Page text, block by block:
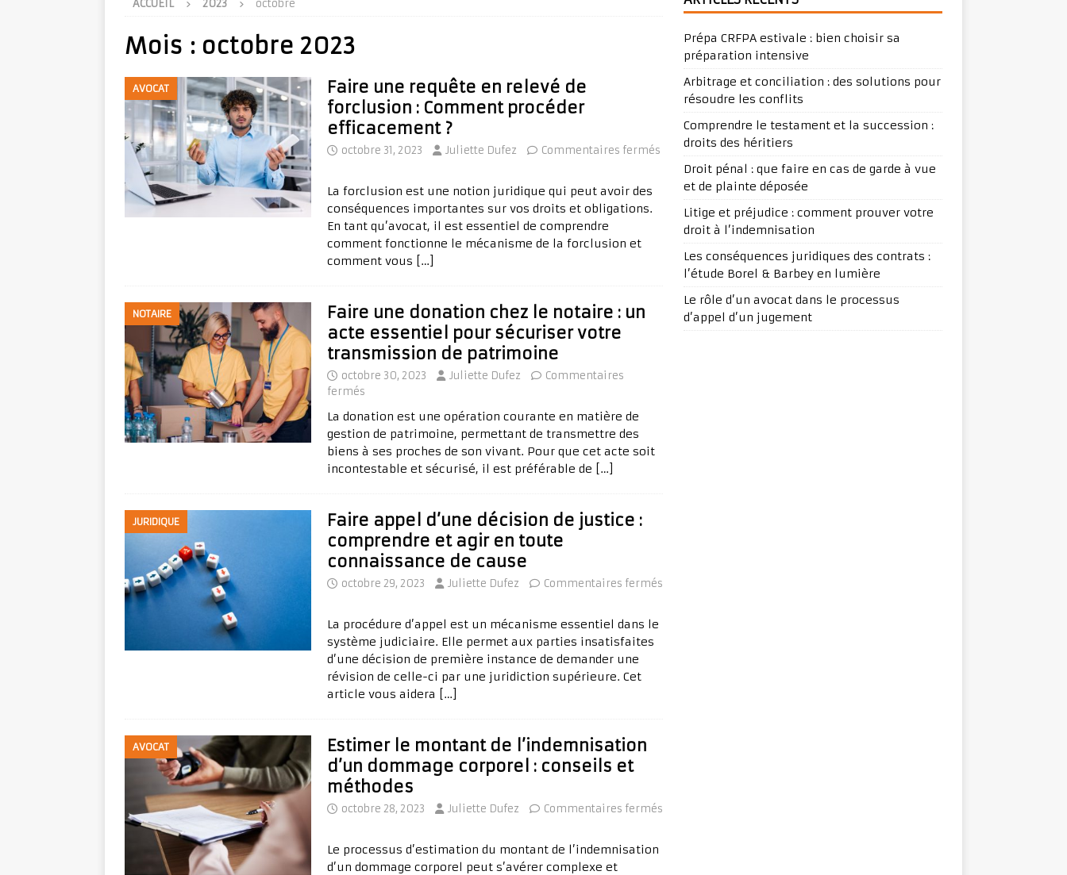
ACCUEIL 2023 octobre
Mois : octobre 2023
AVOCAT
Faire une requête en relevé de
forclusion : Comment procéder
efficacement ?
octobre 31, 2023 Juliette Dufez Commentaires fermés
La forclusion est une notion juridique qui peut avoir des
conséquences importantes sur vos droits et obligations.
En tant qu’avocat, il est essentiel de comprendre
comment fonctionne le mécanisme de la forclusion et
comment vous
[…]
NOTAIRE
Faire une donation chez le notaire : un
acte essentiel pour sécuriser votre
transmission de patrimoine
octobre 30, 2023 Juliette Dufez
Commentaires
fermés
La donation est une opération courante en matière de
gestion de patrimoine, permettant de transmettre des
biens à ses proches de son vivant. Pour que cet acte soit
incontestable et sécurisé, il est préférable de
[…]
JURIDIQUE
Faire appel d’une décision de justice :
comprendre et agir en toute
connaissance de cause
octobre 29, 2023 Juliette Dufez Commentaires fermés
La procédure d’appel est un mécanisme essentiel dans le
système judiciaire. Elle permet aux parties insatisfaites
d’une décision de première instance de demander une
révision de celle-ci par une juridiction supérieure. Cet
article vous aidera
[…]
AVOCAT
Estimer le montant de l’indemnisation
d’un dommage corporel : conseils et
méthodes
octobre 28, 2023 Juliette Dufez Commentaires fermés
Le processus d’estimation du montant de l’indemnisation
d’un dommage corporel peut s’avérer complexe et
Prépa CRFPA estivale : bien choisir sa
préparation intensive
Arbitrage et conciliation : des solutions pour
résoudre les conflits
Comprendre le testament et la succession :
droits des héritiers
Droit pénal : que faire en cas de garde à vue
et de plainte déposée
Litige et préjudice : comment prouver votre
droit à l’indemnisation
Les conséquences juridiques des contrats :
l’étude Borel & Barbey en lumière
Le rôle d’un avocat dans le processus
d’appel d’un jugement